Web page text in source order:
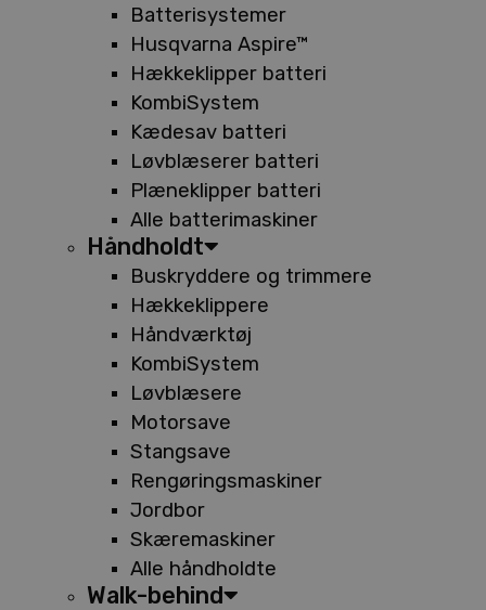
Batterisystemer
Husqvarna Aspire™
Hækkeklipper batteri
KombiSystem
Kædesav batteri
Løvblæserer batteri
Plæneklipper batteri
Alle batterimaskiner
Håndholdt
Buskryddere og trimmere
Hækkeklippere
Håndværktøj
KombiSystem
Løvblæsere
Motorsave
Stangsave
Rengøringsmaskiner
Jordbor
Skæremaskiner
Alle håndholdte
Walk-behind